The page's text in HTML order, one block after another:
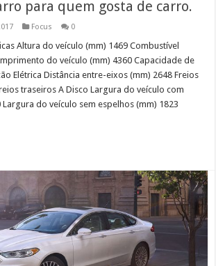
para quem gosta de carro.
Focus 0
Altura do veículo (mm) 1469 Combustível
do veículo (mm) 4360 Capacidade de
Elétrica Distância entre-eixos (mm) 2648 Freios
traseiros A Disco Largura do veículo com
do veículo sem espelhos (mm) 1823